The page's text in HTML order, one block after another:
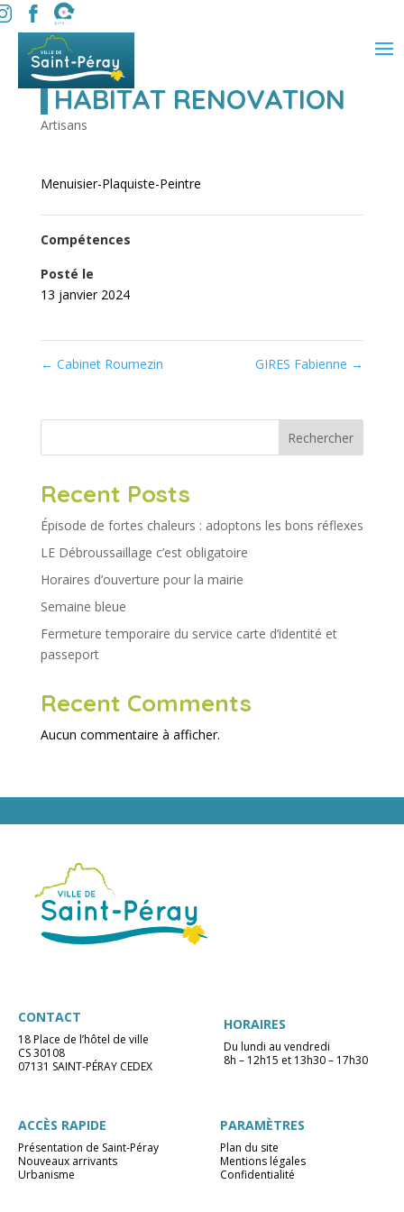
HABITAT RENOVATION
Artisans
Menuisier-Plaquiste-Peintre
Compétences
Posté le
13 janvier 2024
← Cabinet Roumezin GIRES Fabienne →
Rechercher
Recent Posts
Épisode de fortes chaleurs : adoptons les bons réflexes
LE Débroussaillage c’est obligatoire
Horaires d’ouverture pour la mairie
Semaine bleue
Fermeture temporaire du service carte d’identité et
passeport
Recent Comments
Aucun commentaire à afficher.
CONTACT
18 Place de l’hôtel de ville
CS 30108
07131 SAINT-PÉRAY CEDEX
HORAIRES
Du lundi au vendredi
8h – 12h15 et 13h30 – 17h30
ACCÈS RAPIDE
Présentation de Saint-Péray
Nouveaux arrivants
Urbanisme
PARAMÈTRES
Plan du site
Mentions légales
Confidentialité